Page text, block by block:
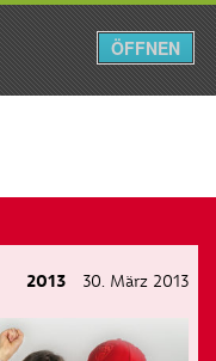
Menü
2013 30. März 2013
ÖFFNEN